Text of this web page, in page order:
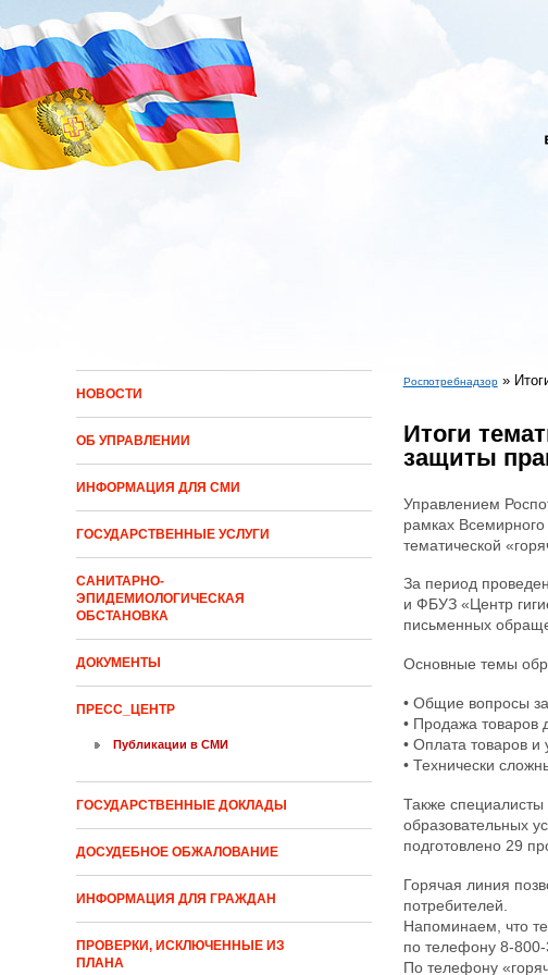
Перейти к основному содержанию
НОВОСТИ
ОБ УПРАВЛЕНИИ
ИНФОРМАЦИЯ ДЛЯ СМИ
ГОСУДАРСТВЕННЫЕ УСЛУГИ
САНИТАРНО-
ЭПИДЕМИОЛОГИЧЕСКАЯ
ОБСТАНОВКА
ДОКУМЕНТЫ
ПРЕСС_ЦЕНТР
Публикации в СМИ
ГОСУДАРСТВЕННЫЕ ДОКЛАДЫ
ДОСУДЕБНОЕ ОБЖАЛОВАНИЕ
ИНФОРМАЦИЯ ДЛЯ ГРАЖДАН
ПРОВЕРКИ, ИСКЛЮЧЕННЫЕ ИЗ
ПЛАНА
Роспотребнадзор »
Итоги
защиты
Управлением
рамках
тематической
За период
и ФБУЗ «Центр
письменных
Основные темы
• Общие вопросы
• Продажа товаров
• Оплата товаров и
• Технически
Также
образовательных
подготовлено 29
Горячая линия
потребителей.
Напоминаем, что
по телефону 8-800-
По телефону